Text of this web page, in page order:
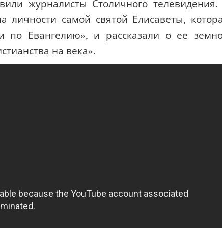
журналисты Столичного
личности самой святой Елисаветы,
по Евангелию», и рассказали о ее
на века».